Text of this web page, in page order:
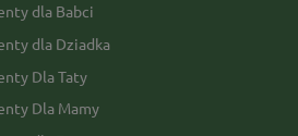
dla Babci
dla Dziadka
Dla Taty
Dla Mamy